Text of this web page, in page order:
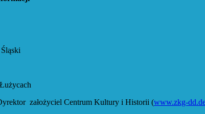
założyciel Centrum Kultury i Historii (www.zkg-